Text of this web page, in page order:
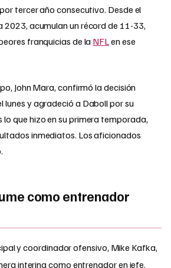
tercer año consecutivo. Desde el
2023, acumulan un récord de 11-33,
franquicias de la NFLen ese
John Mara, confirmó la decisión
lunes y agradeció a Daboll por su
lo que hizo en su primera temporada,
inmediatos. Los aficionados
como entrenador
y coordinador ofensivo, Mike Kafka,
interina como entrenador en jefe.